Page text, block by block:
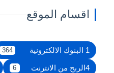
اقسام الموقع
1 البنوك الالكترونية 364
4الربح من الانترنت 6